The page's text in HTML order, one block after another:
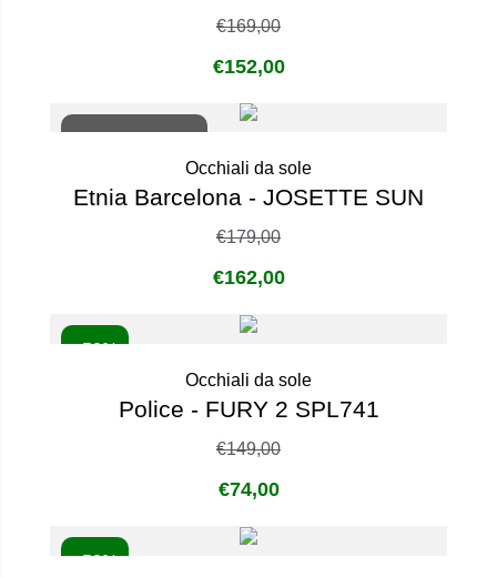
€169,00
€152,00
Occhiali da sole
Etnia Barcelona - JOSETTE SUN
€179,00
€162,00
- 50%
Occhiali da sole
Police - FURY 2 SPL741
€149,00
€74,00
- 50%